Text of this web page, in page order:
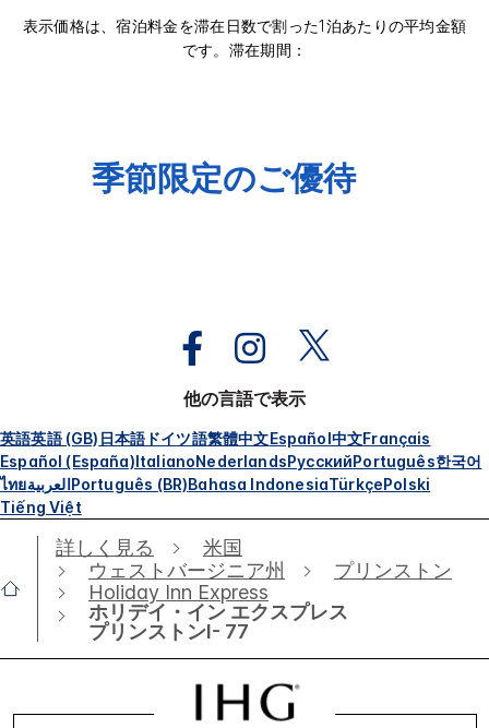
表示価格は、宿泊料金を滞在日数で割った1泊あたりの平均金額
です。滞在期間：
季節限定のご優待
他の言語で表示
英語英語 (GB) 日本語 ドイツ語繁體中文Español中文Français
Español (España)ItalianoNederlandsРусскийPortuguês한국어
ไทยالعربيةPortuguês (BR)Bahasa IndonesiaTürkçePolski
Tiếng Việt
詳しく見る
米国
ウェストバージニア州
プリンストン
Holiday Inn Express
ホリデイ・イン エクスプレス
プリンストンI- 77